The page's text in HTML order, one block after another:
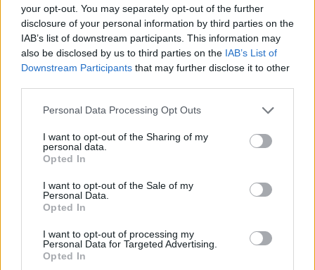
your opt-out. You may separately opt-out of the further
disclosure of your personal information by third parties on the
IAB’s list of downstream participants. This information may
also be disclosed by us to third parties on the IAB’s List of
Downstream Participants that may further disclose it to other
Personal Data Processing Opt Outs
I want to opt-out of the Sharing of my
personal data.
Opted In
I want to opt-out of the Sale of my
Personal Data.
Opted In
I want to opt-out of processing my
Personal Data for Targeted Advertising.
Opted In
Δυτική Αττική: Η επόμενη ημέρα μετά τις πυρκαγιές
– Τα έργα Antinero και η «μάχη» πριν από τις
βροχές
08/08/2026 - 14:08 ΕΛΛΑΔΑ
κανόνες για επενδύσεις, νησιά και προορισμούς υπό
08/08/2026 - 13:21 ΤΟΥΡΙΣΜΟΣ
από τον e-ΕΦΚΑ και τη ΔΥΠΑ έως τις 14 Αυγούστου
08/08/2026 - 12:58
Οι Hamilton Reserve Bank και SEE Capital
Hamilton Ltd. συνάπτουν συμφωνία υπηρεσιών
μάρκετινγκ